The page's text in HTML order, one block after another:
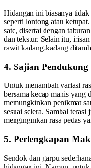
Hidangan ini biasanya
seperti lontong atau
sate, disertai dengan
dan tekstur. Selain itu,
rawit kadang-kadang
4. Sajian Pendukung
Untuk menambah variasi
bersama kecap manis
memungkinkan penikmat
sesuai selera. Sambal
menginginkan rasa pedas
5. Perlengkapan
Sendok dan garpu